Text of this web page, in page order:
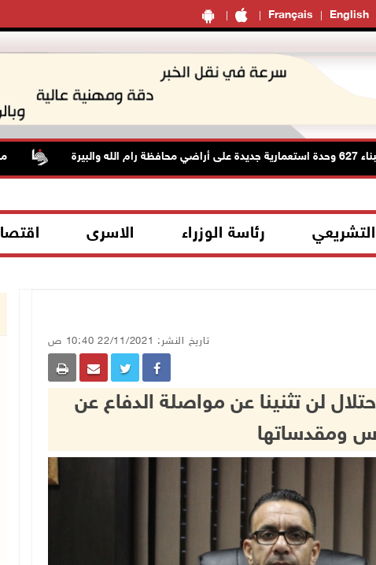
Français English
منتخبنا
التشريعي رئاسة الوزراء الاسرى
تاريخ النشر: 22/11/2021 10:40 ص
لن تثنينا عن مواصلة الدفاع عن
ومقدساتها